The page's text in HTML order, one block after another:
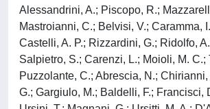
Alessandrini, A.; Piscopo, R.;
Mastroianni, C.; Belvisi, V.; Caramma,
Castelli, A. P.; Rizzardini, G.; Ridolfo,
Salpietro, S.; Carenzi, L.; Moioli, M. C.;
Puzzolante, C.; Abrescia, N.; Chirianni,
G.; Gargiulo, M.; Baldelli, F.; Francisci,